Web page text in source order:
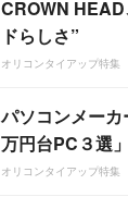
CROWN
ドらしさ”
オリコンタイアップ特集
パソコンメー
万円台PC３選」
オリコンタイアップ特集